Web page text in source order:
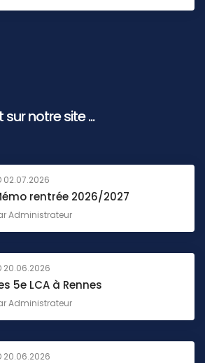
notre site ...
02.07.2026
rentrée 2026/2027
Administrateur
20.06.2026
5e LCA à Rennes
Administrateur
20.06.2026